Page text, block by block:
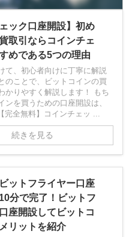
ック口座開設】初め
取引ならコインチェ
めである5つの理由
て、初心者向けに丁寧に解説
のことで、ビットコインの買
かりやすく解説します！ もち
ンを買うための口座開設は、
完全無料】コインチェッ ...
続きを見る
ットフライヤー口座
分で完了！ビットフ
座開設してビットコ
リットを紹介